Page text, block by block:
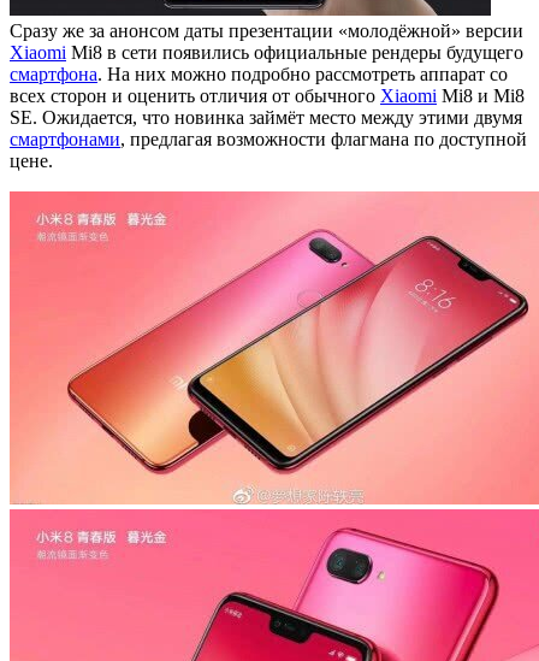
Сразу же за анонсом даты презентации «молодёжной» версии
Xiaomi Mi8 в сети появились официальные рендеры будущего
смартфона. На них можно подробно рассмотреть аппарат со
всех сторон и оценить отличия от обычного Xiaomi Mi8 и Mi8
SE. Ожидается, что новинка займёт место между этими двумя
смартфонами, предлагая возможности флагмана по доступной
цене.